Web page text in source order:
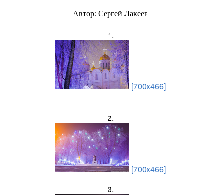
Автор: Сергей Лакеев
1.
[700x466]
2.
[700x466]
3.